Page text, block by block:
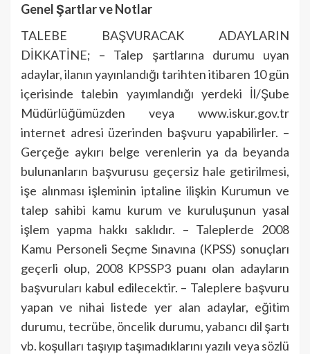
Genel Şartlar ve Notlar
TALEBE BAŞVURACAK ADAYLARIN
DİKKATİNE; – Talep şartlarına durumu uyan
adaylar, ilanın yayınlandığı tarihten itibaren 10 gün
içerisinde talebin yayımlandığı yerdeki İl/Şube
Müdürlüğümüzden veya www.iskur.gov.tr
internet adresi üzerinden başvuru yapabilirler. –
Gerçeğe aykırı belge verenlerin ya da beyanda
bulunanların başvurusu geçersiz hale getirilmesi,
işe alınması işleminin iptaline ilişkin Kurumun ve
talep sahibi kamu kurum ve kuruluşunun yasal
işlem yapma hakkı saklıdır. – Taleplerde 2008
Kamu Personeli Seçme Sınavına (KPSS) sonuçları
geçerli olup, 2008 KPSSP3 puanı olan adayların
başvuruları kabul edilecektir. – Taleplere başvuru
yapan ve nihai listede yer alan adaylar, eğitim
durumu, tecrübe, öncelik durumu, yabancı dil şartı
vb. koşulları taşıyıp taşımadıklarını yazılı veya sözlü